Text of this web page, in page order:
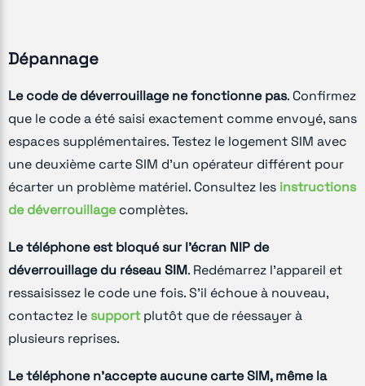
Dépannage
Le code de déverrouillage ne fonctionne pas. Confirmez
que le code a été saisi exactement comme envoyé, sans
espaces supplémentaires. Testez le logement SIM avec
une deuxième carte SIM d'un opérateur différent pour
écarter un problème matériel. Consultez les instructions
de déverrouillagecomplètes.
Le téléphone est bloqué sur l'écran NIP de
déverrouillage du réseau SIM. Redémarrez l'appareil et
ressaisissez le code une fois. S'il échoue à nouveau,
contactez le supportplutôt que de réessayer à
plusieurs reprises.
Le téléphone n'accepte aucune carte SIM, même la